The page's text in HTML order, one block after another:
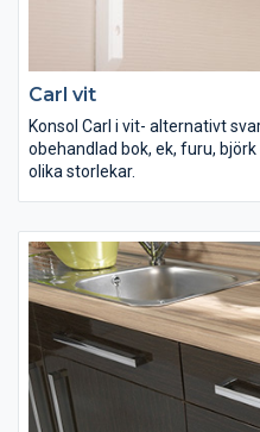
Carl vit
Konsol Carl i vit- alternativt
obehandlad bok, ek, furu,
olika storlekar.